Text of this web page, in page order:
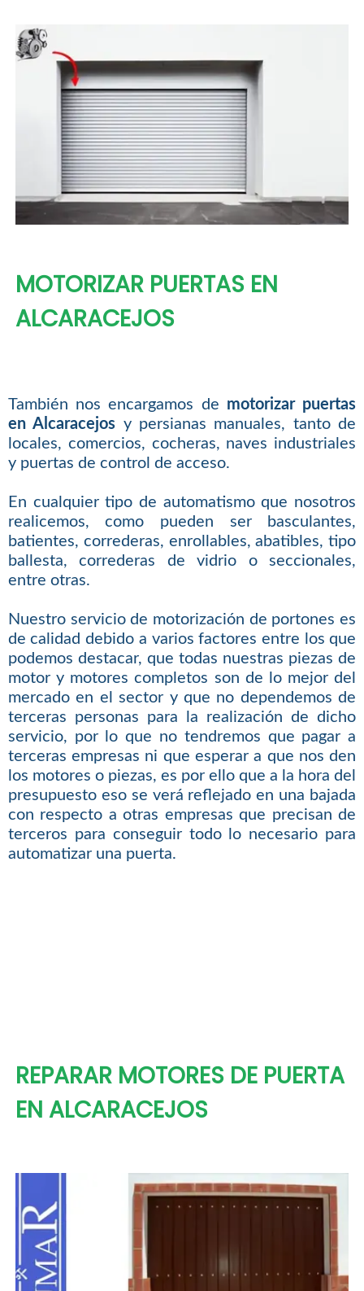
MOTORIZAR PUERTAS EN
ALCARACEJOS
También nos encargamos de motorizar puertas
en Alcaracejos y persianas manuales, tanto de
locales, comercios, cocheras, naves industriales
y puertas de control de acceso.
En cualquier tipo de automatismo que nosotros
realicemos, como pueden ser basculantes,
batientes, correderas, enrollables, abatibles, tipo
ballesta, correderas de vidrio o seccionales,
entre otras.
Nuestro servicio de motorización de portones es
de calidad debido a varios factores entre los que
podemos destacar, que todas nuestras piezas de
motor y motores completos son de lo mejor del
mercado en el sector y que no dependemos de
terceras personas para la realización de dicho
servicio, por lo que no tendremos que pagar a
terceras empresas ni que esperar a que nos den
los motores o piezas, es por ello que a la hora del
presupuesto eso se verá reflejado en una bajada
con respecto a otras empresas que precisan de
terceros para conseguir todo lo necesario para
automatizar una puerta.
REPARAR MOTORES DE PUERTA
EN ALCARACEJOS